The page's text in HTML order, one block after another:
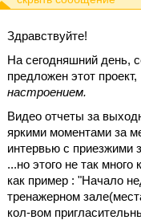
Здравствуйте!
На сегодняшний день,
предложен этот
настроением.
Видео отчеты за
яркими моментами за
интервью с приезжими
...но этого не так
как пример : "Начало
тренажерном
кол-вом